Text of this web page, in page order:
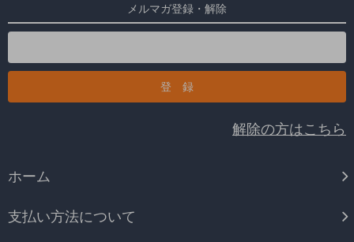
メルマガ登録・解除
解除の方はこちら
ホーム
支払い方法について